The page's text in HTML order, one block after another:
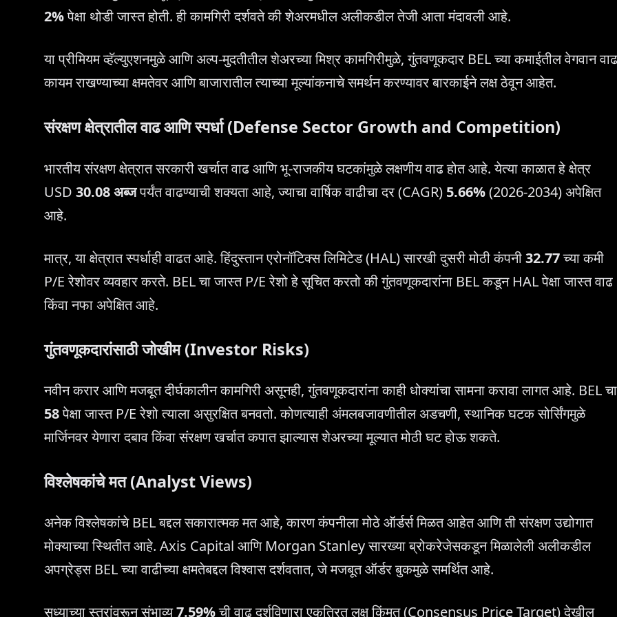
2%पेक्षा थोडी जास्त होती. ही कामगिरी दर्शवते की शेअरमधील अलीकडील तेजी आता मंदावली आहे.
या प्रीमियम व्हॅल्युएशनमुळे आणि अल्प-मुदतीतील शेअरच्या मिश्र कामगिरीमुळे, गुंतवणूकदार BEL च्या कमाईतील वेगवान वाढ
कायम राखण्याच्या क्षमतेवर आणि बाजारातील त्याच्या मूल्यांकनाचे समर्थन करण्यावर बारकाईने लक्ष ठेवून आहेत.
संरक्षण क्षेत्रातील वाढ आणि स्पर्धा (Defense Sector Growth and Competition)
भारतीय संरक्षण क्षेत्रात सरकारी खर्चात वाढ आणि भू-राजकीय घटकांमुळे लक्षणीय वाढ होत आहे. येत्या काळात हे क्षेत्र
USD 30.08 अब्जपर्यंत वाढण्याची शक्यता आहे, ज्याचा वार्षिक वाढीचा दर (CAGR) 5.66%(2026-2034) अपेक्षित
आहे.
मात्र, या क्षेत्रात स्पर्धाही वाढत आहे. हिंदुस्तान एरोनॉटिक्स लिमिटेड (HAL) सारखी दुसरी मोठी कंपनी32.77च्या कमी
P/E रेशोवर व्यवहार करते. BEL चा जास्त P/E रेशो हे सूचित करतो की गुंतवणूकदारांना BEL कडून HAL पेक्षा जास्त वाढ
किंवा नफा अपेक्षित आहे.
गुंतवणूकदारांसाठी जोखीम (Investor Risks)
नवीन करार आणि मजबूत दीर्घकालीन कामगिरी असूनही, गुंतवणूकदारांना काही धोक्यांचा सामना करावा लागत आहे. BEL चा
58पेक्षा जास्त P/E रेशो त्याला असुरक्षित बनवतो. कोणत्याही अंमलबजावणीतील अडचणी, स्थानिक घटक सोर्सिंगमुळे
मार्जिनवर येणारा दबाव किंवा संरक्षण खर्चात कपात झाल्यास शेअरच्या मूल्यात मोठी घट होऊ शकते.
विश्लेषकांचे मत (Analyst Views)
अनेक विश्लेषकांचे BEL बद्दल सकारात्मक मत आहे, कारण कंपनीला मोठे ऑर्डर्स मिळत आहेत आणि ती संरक्षण उद्योगात
मोक्याच्या स्थितीत आहे. Axis Capital आणि Morgan Stanley सारख्या ब्रोकरेजेसकडून मिळालेली अलीकडील
अपग्रेड्स BEL च्या वाढीच्या क्षमतेबद्दल विश्वास दर्शवतात, जे मजबूत ऑर्डर बुकमुळे समर्थित आहे.
सध्याच्या स्तरांवरून संभाव्य7.59%ची वाढ दर्शविणारा एकत्रित लक्ष किंमत (Consensus Price Target) देखील